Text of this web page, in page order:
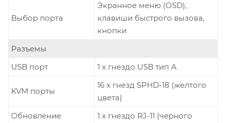
Выбор порта
Экранное меню (OSD),
клавиши быстрого вызова,
кнопки
Разъемы
USB порт
1 x гнездо USB тип А
KVM порты
16 x гнезд SPHD-18 (желтого
цвета)
Обновление
1 х гнездо RJ-11 (черного